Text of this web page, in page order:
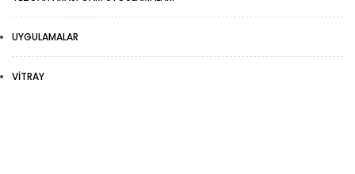
UYGULAMALAR
VITRAY